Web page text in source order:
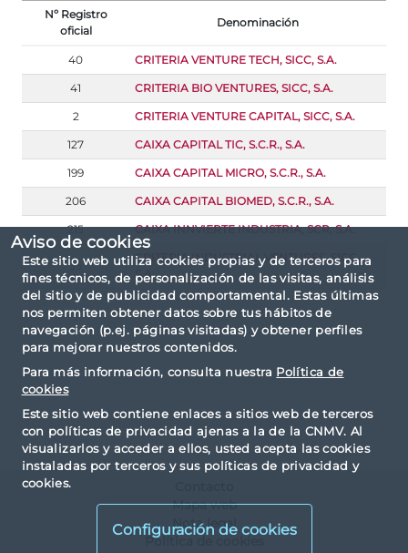
Aviso de cookies
Este sitio web utiliza cookies propias y de terceros para
fines técnicos, de personalización de las visitas, análisis
del sitio y de publicidad comportamental. Estas últimas
nos permiten obtener datos sobre tus hábitos de
navegación (p.ej. páginas visitadas) y obtener perfiles
para mejorar nuestros contenidos.
Para más información, consulta nuestra Política de
cookies
Este sitio web contiene enlaces a sitios web de terceros
con políticas de privacidad ajenas a la de la CNMV. Al
visualizarlos y acceder a ellos, usted acepta las cookies
instaladas por terceros y sus políticas de privacidad y
cookies.
Configuración de cookies
Nº Registro
oficial
Denominación
40 CRITERIA VENTURE TECH, SICC, S.A.
41 CRITERIA BIO VENTURES, SICC, S.A.
2 CRITERIA VENTURE CAPITAL, SICC, S.A.
127 CAIXA CAPITAL TIC, S.C.R., S.A.
199 CAIXA CAPITAL MICRO, S.C.R., S.A.
206 CAIXA CAPITAL BIOMED, S.C.R., S.A.
215 CAIXA INNVIERTE INDUSTRIA, SCR, S.A.
35
CRITERIA INDUSTRIAL VENTURES, SICC,
S.A.
Mapa web
Nota legal
Política de cookies